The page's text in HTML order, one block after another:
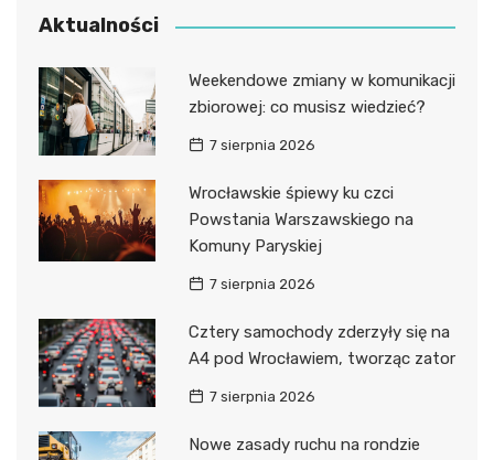
Aktualności
Weekendowe zmiany w komunikacji
zbiorowej: co musisz wiedzieć?
7 sierpnia 2026
Wrocławskie śpiewy ku czci
Powstania Warszawskiego na
Komuny Paryskiej
7 sierpnia 2026
Cztery samochody zderzyły się na
A4 pod Wrocławiem, tworząc zator
7 sierpnia 2026
Nowe zasady ruchu na rondzie